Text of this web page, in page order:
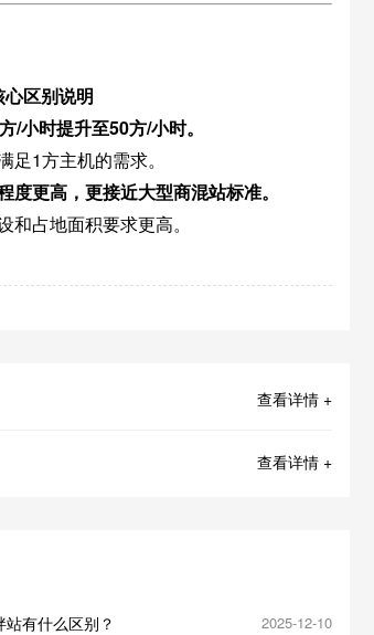
心区别说明
/小时提升至50方/小时。
1方主机的需求。
度更高，更接近大型商混站标准。
占地面积要求更高。
查看详情 +
查看详情 +
有什么区别？ 2025-12-10